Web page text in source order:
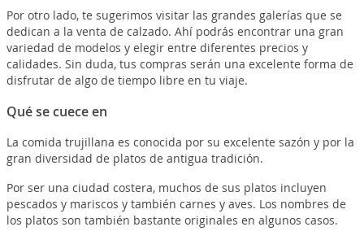
Por otro lado, te sugerimos visitar las grandes galerías que se
dedican a la venta de calzado. Ahí podrás encontrar una gran
variedad de modelos y elegir entre diferentes precios y
calidades. Sin duda, tus compras serán una excelente forma de
disfrutar de algo de tiempo libre en tu viaje.
Qué se cuece en
La comida trujillana es conocida por su excelente sazón y por la
gran diversidad de platos de antigua tradición.
Por ser una ciudad costera, muchos de sus platos incluyen
pescados y mariscos y también carnes y aves. Los nombres de
los platos son también bastante originales en algunos casos.